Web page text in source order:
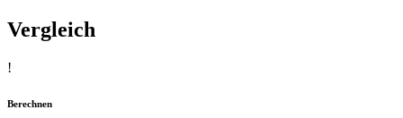
Vergleich
!
Berechnen